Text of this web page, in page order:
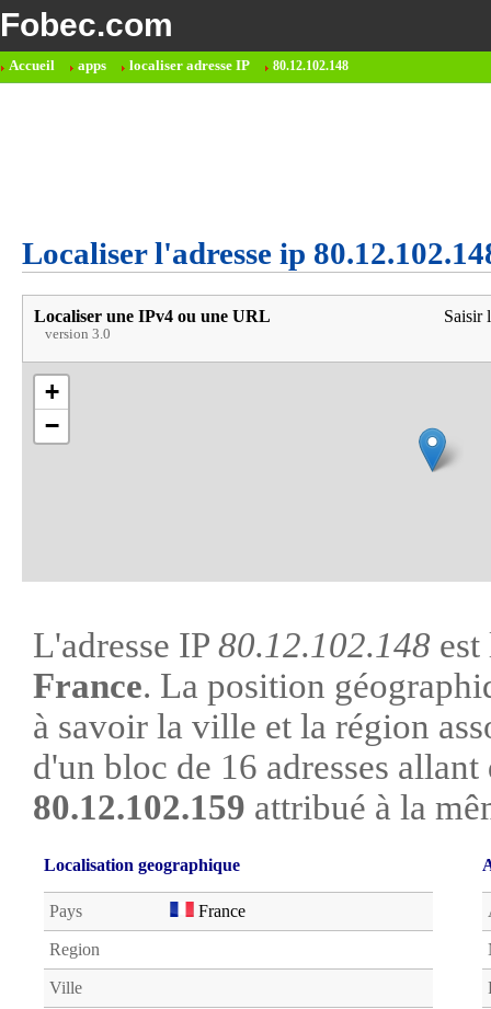
Fobec.com
Accueil apps localiser adresse IP 80.12.102.148
Localiser l'adresse ip
Localiser une IPv4 ou une URL
version 3.0
Saisir
+
−
L'adresse IP 80.12.102.148
France. La position
à savoir la ville et la région
d'un bloc de 16 adresses
80.12.102.159 attribué à la
Localisation geographique
Pays France
Region
Ville